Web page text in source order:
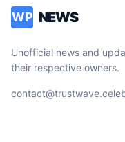
WP NEWS
Unofficial news and
their respective owners.